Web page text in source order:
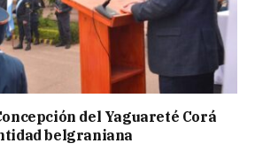
del Yaguareté Corá
belgraniana